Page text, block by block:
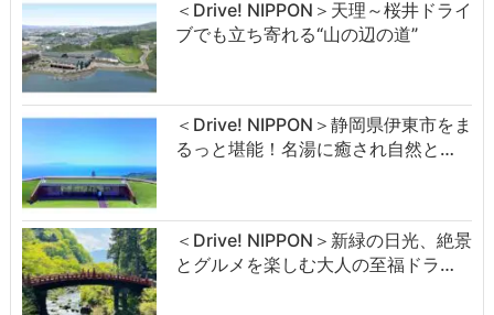
＜Drive! NIPPON＞天理～桜井ドライ
ブでも立ち寄れる“山の辺の道”
＜Drive! NIPPON＞静岡県伊東市をま
るっと堪能！名湯に癒され自然と…
＜Drive! NIPPON＞新緑の日光、絶景
とグルメを楽しむ大人の至福ドラ…